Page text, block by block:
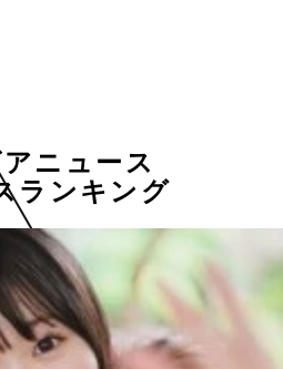
ニュース
ランキング